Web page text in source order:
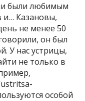
были любимым
и… Казановы,
не менее 50
он был
У нас устрицы,
не только в
особой